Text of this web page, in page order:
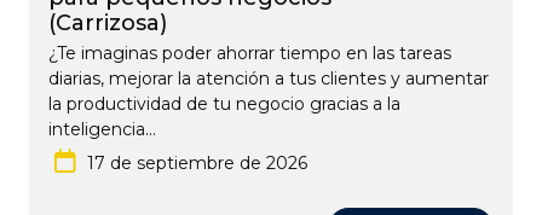
(Carrizosa)
¿Te imaginas poder ahorrar tiempo en las tareas
diarias, mejorar la atención a tus clientes y aumentar
la productividad de tu negocio gracias a la
inteligencia...
17 de septiembre de 2026